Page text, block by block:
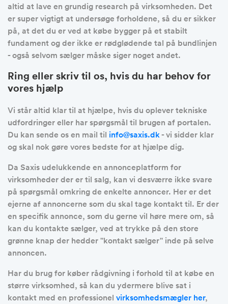
altid at lave en grundig research på virksomheden. Det
er super vigtigt at undersøge forholdene, så du er sikker
på, at det du er ved at købe bygger på et stabilt
fundament og der ikke er rødglødende tal på bundlinjen
- også selvom sælger måske siger noget andet.
Ring eller skriv til os, hvis du har behov for
vores hjælp
Vi står altid klar til at hjælpe, hvis du oplever tekniske
udfordringer eller har spørgsmål til brugen af portalen.
Du kan sende os en mail til info@saxis.dk- vi sidder klar
og skal nok gøre vores bedste for at hjælpe dig.
Da Saxis udelukkende en annonceplatform for
virksomheder der er til salg, kan vi desværre ikke svare
på spørgsmål omkring de enkelte annoncer. Her er det
ejerne af annoncerne som du skal tage kontakt til. Er der
en specifik annonce, som du gerne vil høre mere om, så
kan du kontakte sælger, ved at trykke på den store
grønne knap der hedder ''kontakt sælger'' inde på selve
annoncen.
Har du brug for køber rådgivning i forhold til at købe en
større virksomhed, så kan du ydermere blive sat i
kontakt med en professionel virksomhedsmægler her,